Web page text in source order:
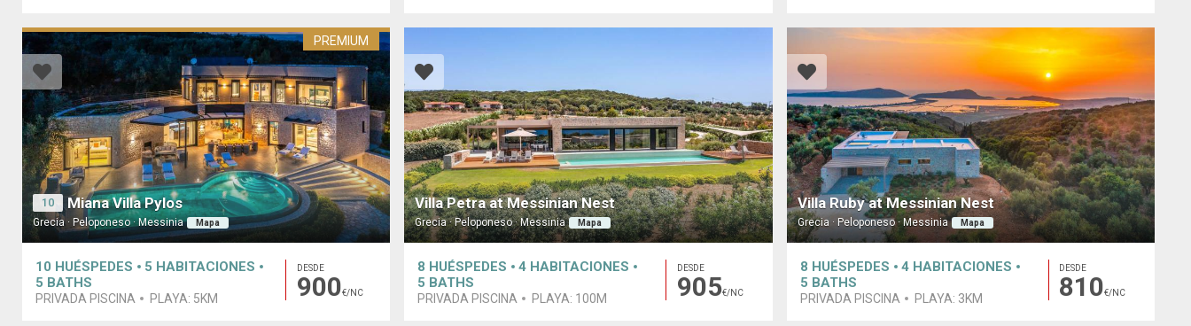
10 Miana Villa Pylos
Grecia · Peloponeso · Messinia Mapa
PREMIUM
10 HUÉSPEDES 5 HABITACIONES
5 BATHS
PRIVADA PISCINA PLAYA: 5KM
DESDE
900€/NC
Villa Petra at Messinian Nest
Grecia · Peloponeso · Messinia Mapa
8 HUÉSPEDES 4 HABITACIONES
5 BATHS
PRIVADA PISCINA PLAYA: 100M
DESDE
905€/NC
Villa Ruby at Messinian Nest
Grecia · Peloponeso · Messinia Mapa
8 HUÉSPEDES 4 HABITACIONES
5 BATHS
PRIVADA PISCINA PLAYA: 3KM
DESDE
810€/NC